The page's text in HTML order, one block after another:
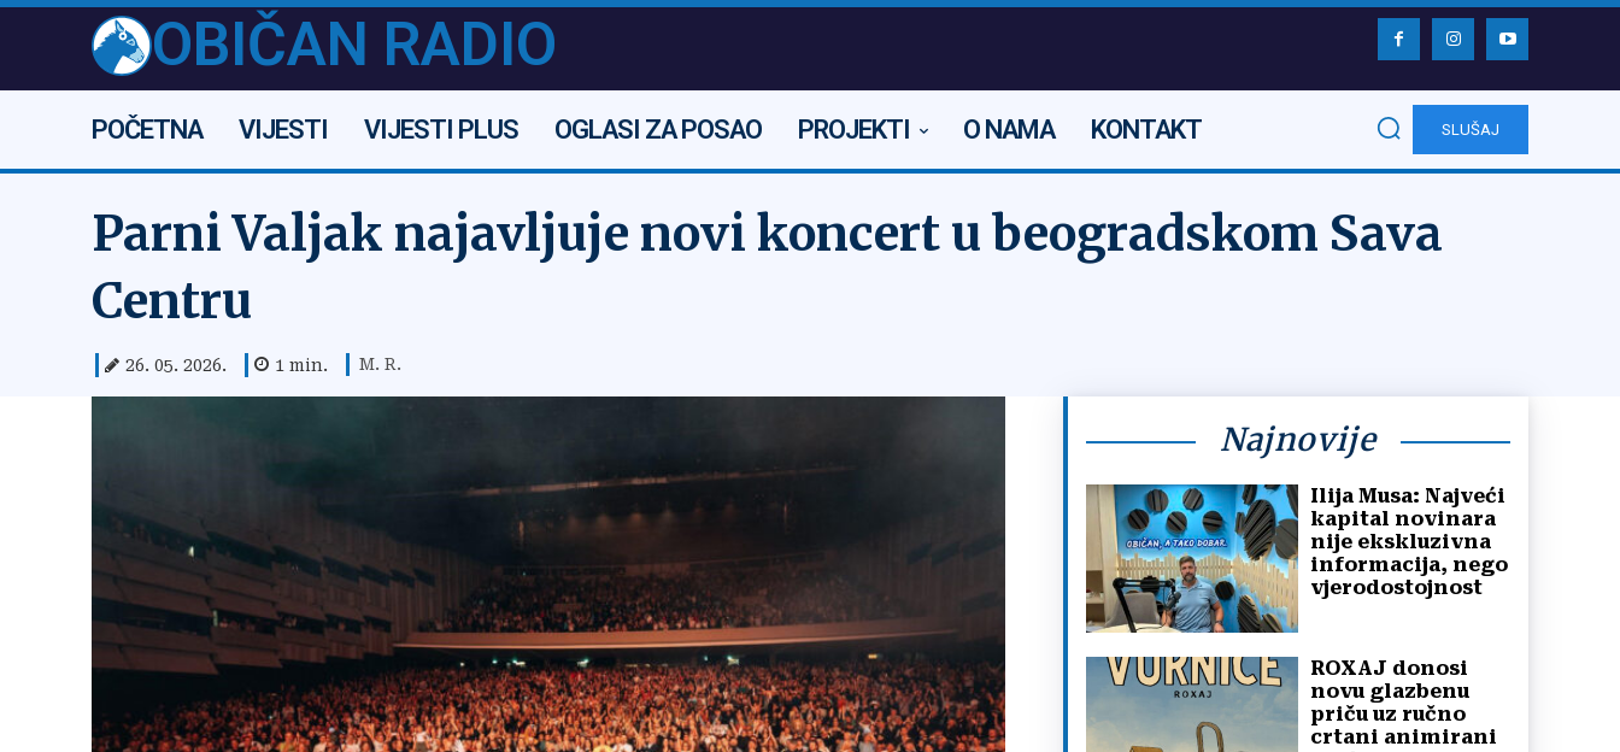
OBIČAN RADIO
POČETNA VIJESTI VIJESTI PLUS OGLASI ZA POSAO PROJEKTI O NAMA KONTAKT SLUŠAJ
Parni Valjak najavljuje novi koncert u beogradskom Sava
Centru
26. 05. 2026. 1 min. M. R.
Najnovije
Ilija Musa: Najveći
kapital novinara
nije ekskluzivna
informacija, nego
vjerodostojnost
ROXAJ donosi
novu glazbenu
priču uz ručno
crtani animirani